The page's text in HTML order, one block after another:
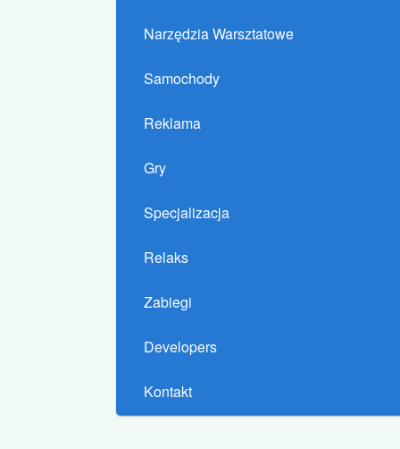
Narzędzia Warsztatowe
Samochody
Reklama
Gry
Specjalizacja
Relaks
Zabiegi
Developers
Kontakt